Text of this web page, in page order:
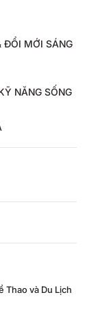
ĐỔI MỚI SÁNG
NĂNG SỐNG
Thao và Du Lịch